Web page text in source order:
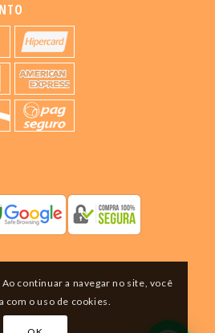
continuar a navegar no site, você
com o uso de cookies.